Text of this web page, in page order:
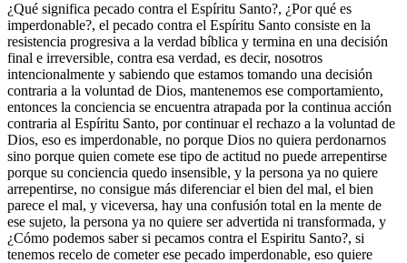
¿Qué significa pecado contra el Espíritu Santo?, ¿Por qué es
imperdonable?, el pecado contra el Espíritu Santo consiste en la
resistencia progresiva a la verdad bíblica y termina en una decisión
final e irreversible, contra esa verdad, es decir, nosotros
intencionalmente y sabiendo que estamos tomando una decisión
contraria a la voluntad de Dios, mantenemos ese comportamiento,
entonces la conciencia se encuentra atrapada por la continua acción
contraria al Espíritu Santo, por continuar el rechazo a la voluntad de
Dios, eso es imperdonable, no porque Dios no quiera perdonarnos
sino porque quien comete ese tipo de actitud no puede arrepentirse
porque su conciencia quedo insensible, y la persona ya no quiere
arrepentirse, no consigue más diferenciar el bien del mal, el bien
parece el mal, y viceversa, hay una confusión total en la mente de
ese sujeto, la persona ya no quiere ser advertida ni transformada, y
¿Cómo podemos saber si pecamos contra el Espiritu Santo?, si
tenemos recelo de cometer ese pecado imperdonable, eso quiere